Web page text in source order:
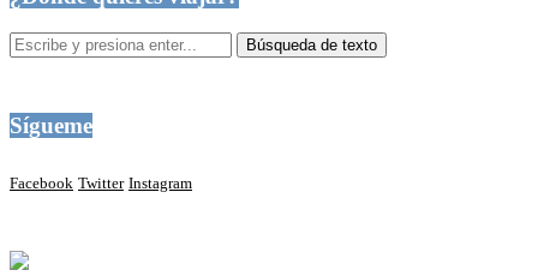
Sígueme
Facebook Twitter Instagram